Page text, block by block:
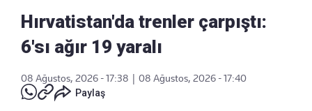
Hırvatistan'da trenler çarpıştı:
6'sı ağır 19 yaralı
08 Ağustos, 2026 - 17:38
08 Ağustos, 2026 - 17:40
Paylaş